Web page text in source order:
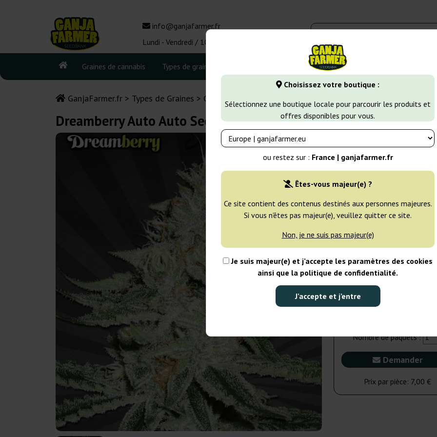
Choisissez votre boutique :
Sélectionnez une boutique locale pour parcourir les produits et
offres disponibles pour vous.
ou restez sur : France | ganjafarmer.fr
Êtes-vous majeur(e) ?
Ce site contient des contenus destinés aux personnes majeures.
Si vous n’êtes pas majeur(e), veuillez quitter ce site.
Non, je ne suis pas majeur(e)
Je suis majeur(e) et j’accepte les paramètres des cookies
ainsi que la politique de confidentialité.
J’accepte et j’entre
info@ganjafarmer.fr
Lundi - Vendredi / 10:00 - 16:00
Graines de cannabis Types de graines Variétés de cannabis
GanjaFarmer.fr Types de Graines Graines de Cannabis Sativa
Dreamberry Auto Auto Seeds
Auto Seeds
3 graines
NON DISPONIBLE
5 graines
NON DISPONIBLE
Nombre de paquets :
Demander
Prix par pièce: 7,00 €